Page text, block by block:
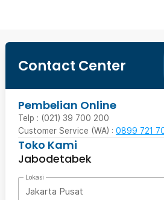
Contact Center
Pembelian Online
Telp : (021) 39 700 200
Customer Service (WA) : 0899 721
Toko Kami
Jabodetabek
Lokasi
Jakarta Pusat